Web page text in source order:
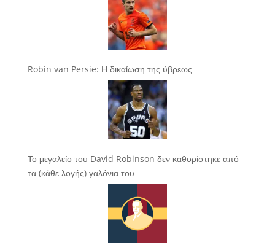
Robin van Persie: Η δικαίωση της ύβρεως
Το μεγαλείο του David Robinson δεν καθορίστηκε από
τα (κάθε λογής) γαλόνια του